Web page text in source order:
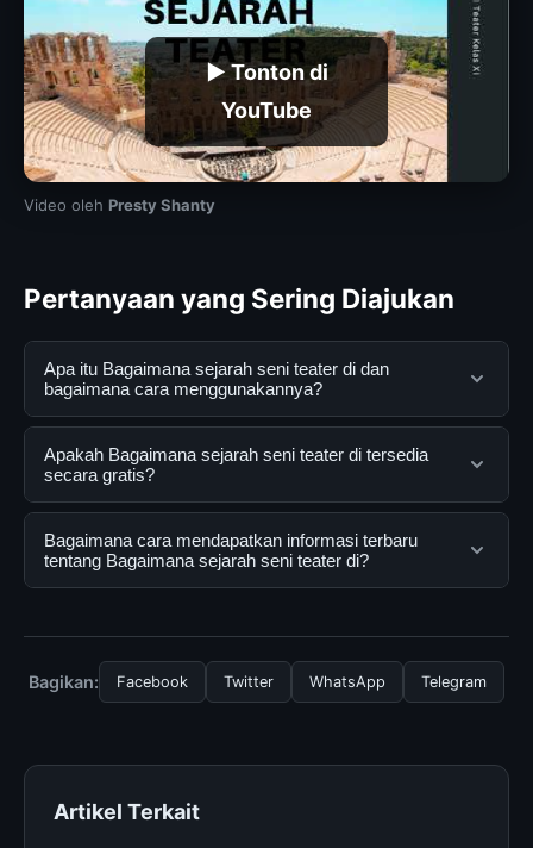
▶ Tonton di
YouTube
Video oleh Presty Shanty
Pertanyaan yang Sering Diajukan
Apa itu Bagaimana sejarah seni teater di dan
bagaimana cara menggunakannya?
Bagaimana sejarah seni teater di adalah layanan digital
yang dirancang untuk membantu pengguna
mendapatkan informasi lengkap dan terpercaya. Anda
dapat menggunakannya dengan mengunjungi situs
resmi dan mengikuti panduan yang tersedia.
Apakah Bagaimana sejarah seni teater di tersedia
secara gratis?
Ya, Bagaimana sejarah seni teater di dapat diakses
secara gratis oleh semua pengguna. Tidak ada biaya
tersembunyi atau langganan yang diperlukan untuk
Bagaimana cara mendapatkan informasi terbaru
tentang Bagaimana sejarah seni teater di?
mengunjungi halaman resmi kami secara berkala. Kami
selalu memperbarui konten dengan informasi terkini dan
Bagikan: Facebook Twitter WhatsApp Telegram
Artikel Terkait